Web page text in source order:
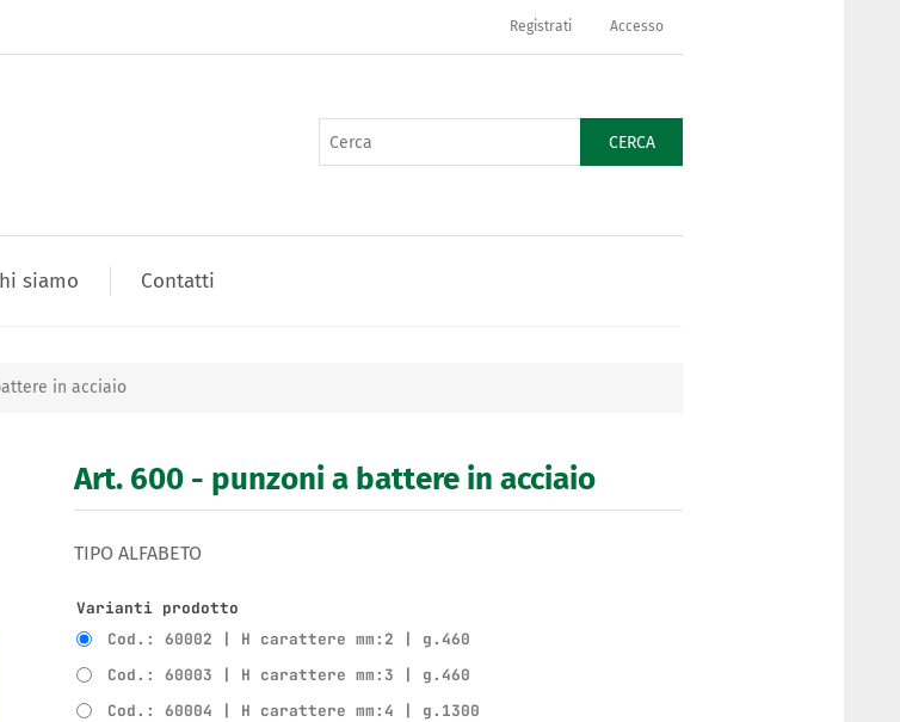
Registrati Accesso
CERCA
siamo Contatti
in acciaio
Art. 600 - punzoni a battere in acciaio
TIPO ALFABETO
Varianti prodotto
Cod.: 60002 | H carattere mm:2 | g.460
Cod.: 60003 | H carattere mm:3 | g.460
Cod.: 60004 | H carattere mm:4 | g.1300